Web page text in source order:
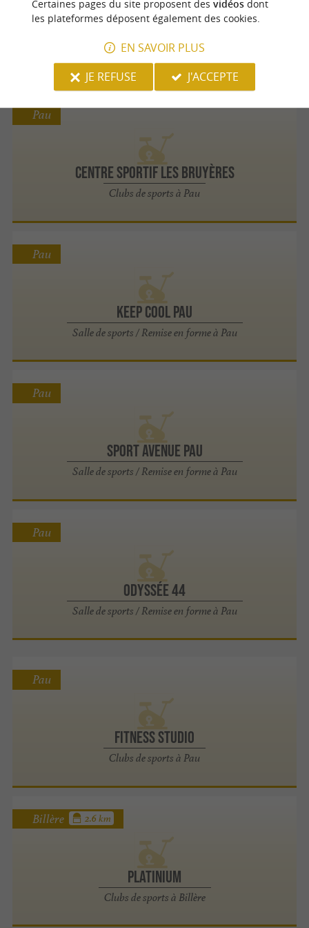
Centre Sportif les Bruyères
Clubs de sports à Pau
Centre Sportif les Bruyères
Clubs de sports à Pau
Pau
Keep Cool Pau
Salle de sports / Remise en forme à Pau
Pau
SPORT AVENUE PAU
Salle de sports / Remise en forme à Pau
Pau
Odyssée 44
Salle de sports / Remise en forme à Pau
Pau
Fitness Studio
Clubs de sports à Pau
Pau
Platinium
Clubs de sports à Billère
Billère 2.6 km
Certaines pages du site proposent des vidéosdont
les plateformes déposent également des cookies.
EN SAVOIR PLUS
JE REFUSE
J'ACCEPTE